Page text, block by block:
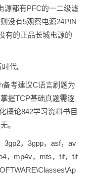
源都有PFC的一二级滤
没有5观察电源24PIN
有的正品长城电源的
代。
备考建议C语言刷题为
握TCP基础真题需逐
概论842学习资料书目
。
3gp2，3gpp，asf，av
，mp4v，mts，tif，tif